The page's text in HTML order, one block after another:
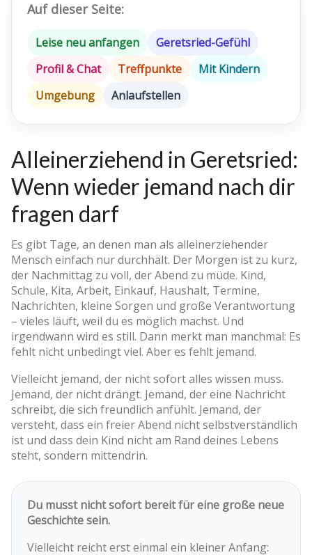
Auf dieser Seite:
Leise neu anfangen
Geretsried-Gefühl
Profil & Chat
Treffpunkte
Mit Kindern
Umgebung
Anlaufstellen
Alleinerziehend in Geretsried:
Wenn wieder jemand nach dir
fragen darf
Es gibt Tage, an denen man als alleinerziehender
Mensch einfach nur durchhält. Der Morgen ist zu kurz,
der Nachmittag zu voll, der Abend zu müde. Kind,
Schule, Kita, Arbeit, Einkauf, Haushalt, Termine,
Nachrichten, kleine Sorgen und große Verantwortung
– vieles läuft, weil du es möglich machst. Und
irgendwann wird es still. Dann merkt man manchmal: Es
fehlt nicht unbedingt viel. Aber es fehlt jemand.
Vielleicht jemand, der nicht sofort alles wissen muss.
Jemand, der nicht drängt. Jemand, der eine Nachricht
schreibt, die sich freundlich anfühlt. Jemand, der
versteht, dass ein freier Abend nicht selbstverständlich
ist und dass dein Kind nicht am Rand deines Lebens
steht, sondern mittendrin.
Du musst nicht sofort bereit für eine große neue
Geschichte sein.
Vielleicht reicht erst einmal ein kleiner Anfang: